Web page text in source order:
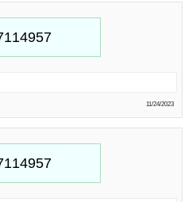
11/24/2023